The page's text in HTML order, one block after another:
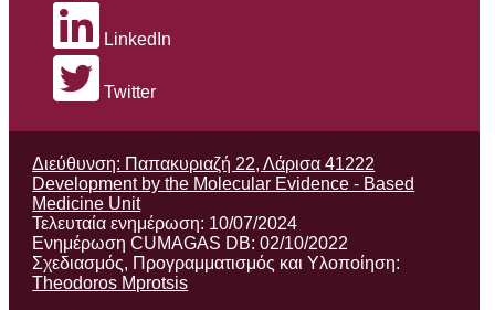
LinkedIn
Twitter
Διεύθυνση: Παπακυριαζή 22, Λάρισα 41222
Development by the Molecular Evidence - Based
Medicine Unit
Τελευταία ενημέρωση: 10/07/2024
Ενημέρωση CUMAGAS DB: 02/10/2022
Σχεδιασμός, Προγραμματισμός και Υλοποίηση:
Theodoros Mprotsis